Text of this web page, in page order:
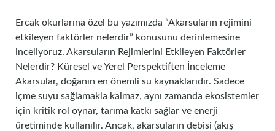
YAZILAR
Ercak okurlarına özel bu yazımızda “Akarsuların rejimini
etkileyen faktörler nelerdir” konusunu derinlemesine
inceliyoruz. Akarsuların Rejimlerini Etkileyen Faktörler
Nelerdir? Küresel ve Yerel Perspektiften İnceleme
Akarsular, doğanın en önemli su kaynaklarıdır. Sadece
içme suyu sağlamakla kalmaz, aynı zamanda ekosistemler
için kritik rol oynar, tarıma katkı sağlar ve enerji
üretiminde kullanılır. Ancak, akarsuların debisi (akış